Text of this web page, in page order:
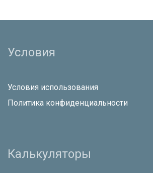
Условия
Условия использования
Политика конфиденциальности
Калькуляторы